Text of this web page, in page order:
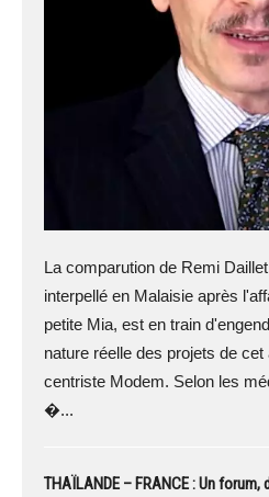
La comparution de Remi
interpellé en Malaisie après
petite Mia, est en train
nature réelle des projets de
centriste Modem. Selon les
�...
THAÏLANDE – FRANCE : Un